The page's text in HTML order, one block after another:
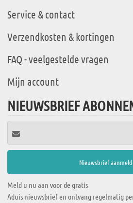
Service & contact
Verzendkosten & kortingen
FAQ - veelgestelde vragen
Mijn account
NIEUWSBRIEF
Meld u nu aan voor de gratis
Aduis nieuwsbrief en ontvang regelmatig